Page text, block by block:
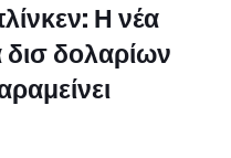
Η νέα
δισ δολαρίων